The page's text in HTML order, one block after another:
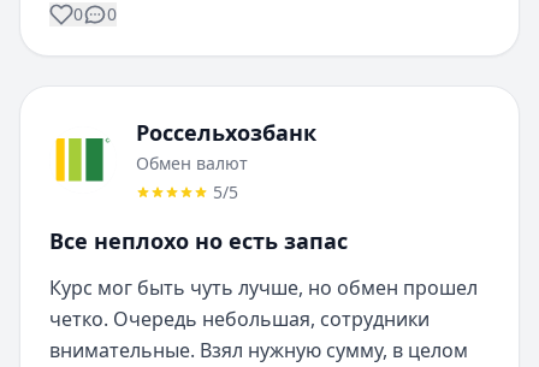
0 0
Россельхозбанк
Обмен валют
5/5
Все неплохо но есть запас
Курс мог быть чуть лучше, но обмен прошел
четко. Очередь небольшая, сотрудники
внимательные. Взял нужную сумму, в целом